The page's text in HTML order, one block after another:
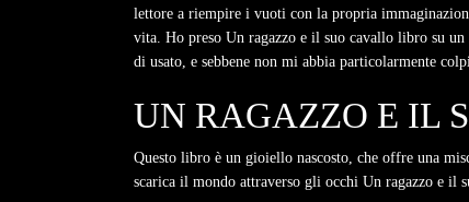
lettore a riempire i vuoti con la propria
vita. Ho preso Un ragazzo e il suo cavallo libro su
di usato, e sebbene non mi abbia particolarmente
UN RAGAZZO E IL
Questo libro è un gioiello nascosto, che offre una
scarica il mondo attraverso gli occhi Un ragazzo e